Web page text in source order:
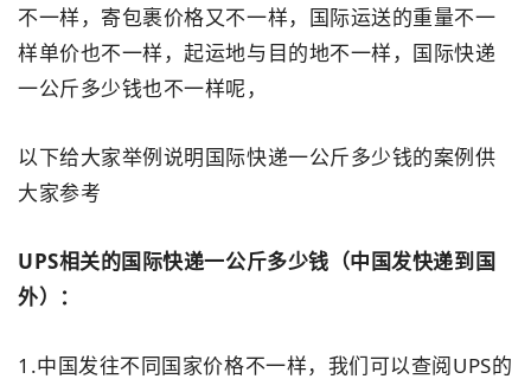
不一样，寄包裹价格又不一样，国际运送的重量不一
样单价也不一样，起运地与目的地不一样，国际快递
一公斤多少钱也不一样呢，
以下给大家举例说明国际快递一公斤多少钱的案例供
大家参考
UPS相关的国际快递一公斤多少钱（中国发快递到国
外）：
1.中国发往不同国家价格不一样，我们可以查阅UPS的